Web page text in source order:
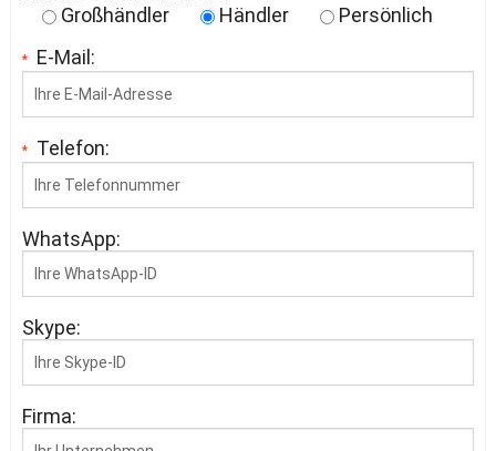
Großhändler
Händler Persönlich
* E-Mail:
* Telefon:
WhatsApp:
Skype:
Firma: